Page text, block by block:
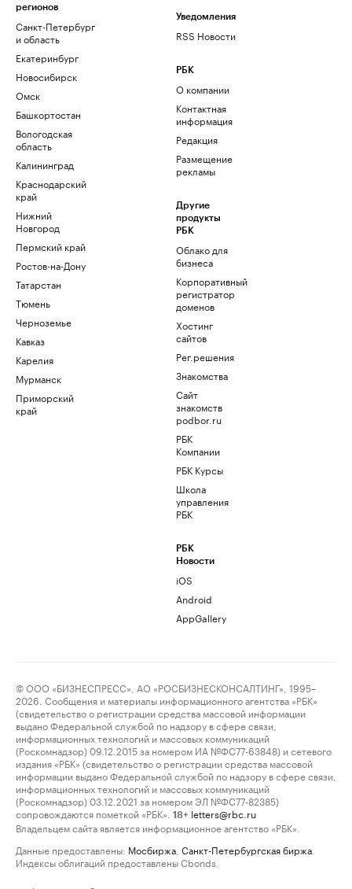
регионов
Санкт-Петербург
и область
Екатеринбург
Новосибирск
Омск
Башкортостан
Вологодская
область
Калининград
Краснодарский
край
Нижний
Новгород
Пермский край
Ростов-на-Дону
Татарстан
Тюмень
Черноземье
Кавказ
Карелия
Мурманск
Приморский
край
Уведомления
RSS Новости
РБК
О компании
Контактная
информация
Редакция
Размещение
рекламы
Другие
продукты
РБК
Облако для
бизнеса
Корпоративный
регистратор
доменов
Хостинг
сайтов
Рег.решения
Знакомства
Сайт
знакомств
podbor.ru
РБК
Компании
РБК Курсы
Школа
управления
РБК
РБК
Новости
iOS
Android
AppGallery
© ООО «БИЗНЕСПРЕСС», АО «РОСБИЗНЕСКОНСАЛТИНГ», 1995–
2026. Сообщения и материалы информационного агентства «РБК»
(свидетельство о регистрации средства массовой информации
выдано Федеральной службой по надзору в сфере связи,
информационных технологий и массовых коммуникаций
(Роскомнадзор) 09.12.2015 за номером ИА №ФС77-63848) и сетевого
издания «РБК» (свидетельство о регистрации средства массовой
информации выдано Федеральной службой по надзору в сфере связи,
информационных технологий и массовых коммуникаций
(Роскомнадзор) 03.12.2021 за номером ЭЛ №ФС77-82385)
сопровождаются пометкой «РБК».
18+ letters@rbc.ru
Владельцем сайта является информационное агентство «РБК».
Данные предоставлены: Мосбиржа Санкт-Петербургская биржа
Индексы облигаций предоставлены Cbonds.